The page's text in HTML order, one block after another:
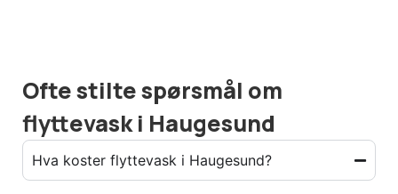
Ofte stilte spørsmål om
flyttevask i Haugesund
Hva koster flyttevask i Haugesund?